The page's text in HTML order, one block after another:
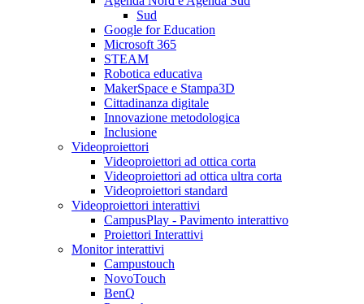
Sud
Google for Education
Microsoft 365
STEAM
Robotica educativa
MakerSpace e Stampa3D
Cittadinanza digitale
Innovazione metodologica
Inclusione
Videoproiettori
Videoproiettori ad ottica corta
Videoproiettori ad ottica ultra corta
Videoproiettori standard
Videoproiettori interattivi
CampusPlay - Pavimento interattivo
Proiettori Interattivi
Monitor interattivi
Campustouch
NovoTouch
BenQ